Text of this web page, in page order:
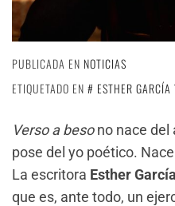
PUBLICADA EN NOTICIAS
ETIQUETADO EN
ESTHER GARCÍA
Verso a besono nace del
pose del yo poético.
La escritora Esther
que es, ante todo, un